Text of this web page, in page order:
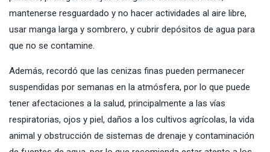
mantenerse resguardado y no hacer actividades al aire libre,
usar manga larga y sombrero, y cubrir depósitos de agua para
que no se contamine.
Además, recordó que las cenizas finas pueden permanecer
suspendidas por semanas en la atmósfera, por lo que puede
tener afectaciones a la salud, principalmente a las vías
respiratorias, ojos y piel, daños a los cultivos agrícolas, la vida
animal y obstrucción de sistemas de drenaje y contaminación